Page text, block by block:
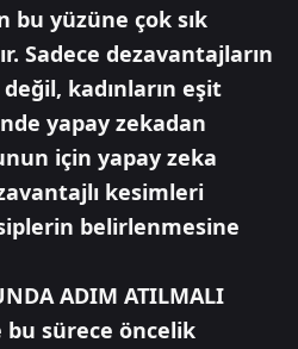
bu yüzüne çok sık
Sadece dezavantajların
kadınların eşit
yapay zekadan
için yapay zeka
kesimleri
belirlenmesine
ADIM ATILMALI
bu sürece öncelik